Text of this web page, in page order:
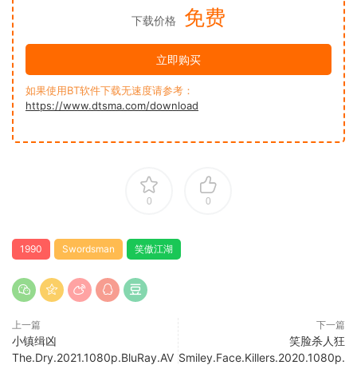
下载价格 免费
立即购买
如果使用BT软件下载无速度请参考：
https://www.dtsma.com/download
0 0
1990 Swordsman 笑傲江湖
上一篇
小镇缉凶
The.Dry.2021.1080p.BluRay.AV
下一篇
笑脸杀人狂
Smiley.Face.Killers.2020.1080p.